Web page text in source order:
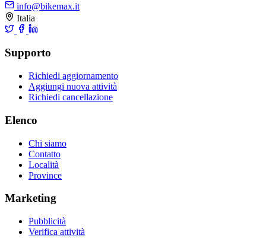
info@bikemax.it
Italia
Supporto
Richiedi aggiornamento
Aggiungi nuova attività
Richiedi cancellazione
Elenco
Chi siamo
Contatto
Località
Province
Marketing
Pubblicità
Verifica attività